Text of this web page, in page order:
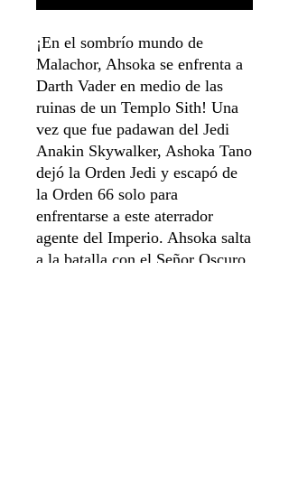
¡En el sombrío mundo de
Malachor, Ahsoka se enfrenta a
Darth Vader en medio de las
ruinas de un Templo Sith! Una
vez que fue padawan del Jedi
Anakin Skywalker, Ashoka Tano
dejó la Orden Jedi y escapó de
la Orden 66 solo para
enfrentarse a este aterrador
agente del Imperio. Ahsoka salta
a la batalla con el Señor Oscuro